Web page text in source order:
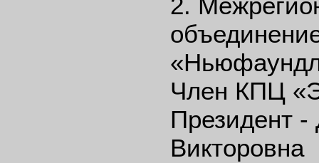
2.
Член КПЦ
Президент
Викторовна